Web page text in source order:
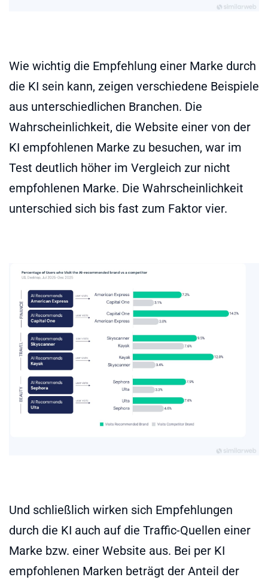
Wie wichtig die Empfehlung einer Marke durch
die KI sein kann, zeigen verschiedene Beispiele
aus unterschiedlichen Branchen. Die
Wahrscheinlichkeit, die Website einer von der
KI empfohlenen Marke zu besuchen, war im
Test deutlich höher im Vergleich zur nicht
empfohlenen Marke. Die Wahrscheinlichkeit
unterschied sich bis fast zum Faktor vier.
Und schließlich wirken sich Empfehlungen
durch die KI auch auf die Traffic-Quellen einer
Marke bzw. einer Website aus. Bei per KI
empfohlenen Marken beträgt der Anteil der